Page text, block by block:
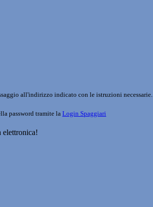
all'indirizzo indicato con le istruzioni necessarie.
password tramite la Login Spaggiari
elettronica!